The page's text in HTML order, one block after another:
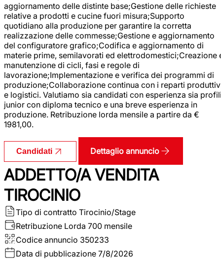
aggiornamento delle distinte base;Gestione delle richieste
relative a prodotti e cucine fuori misura;Supporto
quotidiano alla produzione per garantire la corretta
realizzazione delle commesse;Gestione e aggiornamento
del configuratore grafico;Codifica e aggiornamento di
materie prime, semilavorati ed elettrodomestici;Creazione
manutenzione di cicli, fasi e regole di
lavorazione;Implementazione e verifica dei programmi di
produzione;Collaborazione continua con i reparti
e logistici. Valutiamo sia candidati con esperienza sia
junior con diploma tecnico e una breve esperienza in
produzione. Retribuzione lorda mensile a partire da €
1981,00.
Candidati Dettaglio annuncio
ADDETTO/A VENDITA
TIROCINIO
Tipo di contratto Tirocinio/Stage
Retribuzione Lorda 700 mensile
Codice annuncio 350233
Data di pubblicazione 7/8/2026